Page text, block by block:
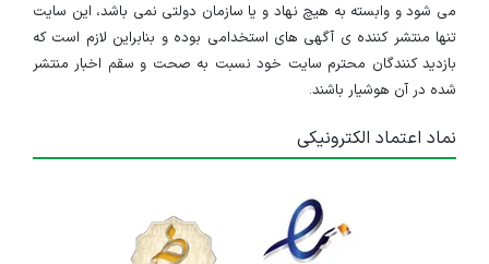
می شود و وابسته به هیچ نهاد و یا سازمان دولتی نمی باشد، این سایت
تنها منتشر کننده ی آگهی های استخدامی بوده و بنابراین لازم است که
بازدید کنندگان محترم سایت خود نسبت به صحت و سقم اخبار منتشر
شده در آن هوشیار باشند.
نماد اعتماد الکترونیکی